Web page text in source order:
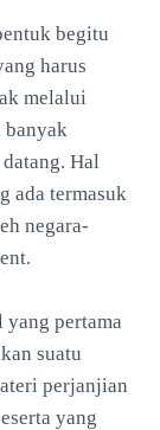
begitu
harus
melalui
banyak
Hal
ada termasuk
negara-
pertama
suatu
perjanjian
yang